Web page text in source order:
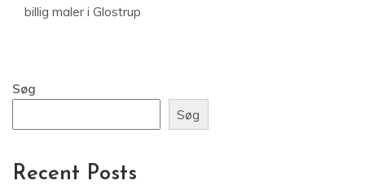
billig maler i Glostrup
Søg
Søg
Recent Posts